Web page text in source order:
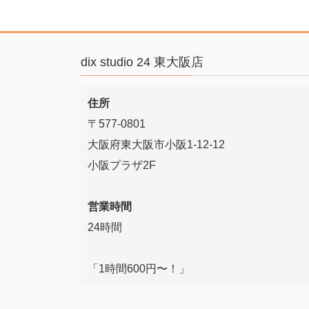
dix studio 24 東大阪店
住所
〒577-0801
大阪府東大阪市小阪1-12-12
小阪プラザ2F
営業時間
24時間
「1時間600円〜！」